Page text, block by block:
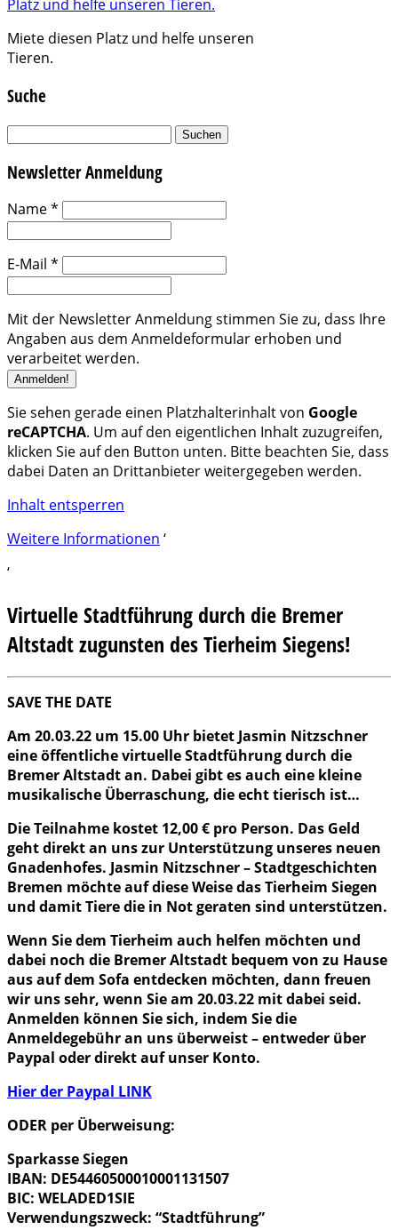
Miete diesen Platz und helfe unseren
Tieren.
Suche
Suchen
Newsletter Anmeldung
Name*
E-Mail *
Mit der Newsletter Anmeldung stimmen Sie zu, dass Ihre
Angaben aus dem Anmeldeformular erhoben und
verarbeitet werden.
Sie sehen gerade einen Platzhalterinhalt von Google
reCAPTCHA. Um auf den eigentlichen Inhalt zuzugreifen,
klicken Sie auf den Button unten. Bitte beachten Sie, dass
dabei Daten an Drittanbieter weitergegeben werden.
Inhalt entsperren
Weitere Informationen ‘
‘
Virtuelle Stadtführung durch die Bremer
Altstadt zugunsten des Tierheim Siegens!
SAVE THE DATE
Am 20.03.22 um 15.00 Uhr bietet Jasmin Nitzschner
eine öffentliche virtuelle Stadtführung durch die
Bremer Altstadt an. Dabei gibt es auch eine kleine
musikalische Überraschung, die echt tierisch ist…
Die Teilnahme kostet 12,00 € pro Person. Das Geld
geht direkt an uns zur Unterstützung unseres neuen
Gnadenhofes. Jasmin Nitzschner – Stadtgeschichten
Bremen möchte auf diese Weise das Tierheim Siegen
und damit Tiere die in Not geraten sind unterstützen.
Wenn Sie dem Tierheim auch helfen möchten und
dabei noch die Bremer Altstadt bequem von zu Hause
aus auf dem Sofa entdecken möchten, dann freuen
wir uns sehr, wenn Sie am 20.03.22 mit dabei seid.
Anmelden können Sie sich, indem Sie die
Anmeldegebühr an uns überweist – entweder über
Paypal oder direkt auf unser Konto.
Hier der Paypal LINK
ODER per Überweisung:
Sparkasse Siegen
IBAN: DE54460500010001131507
BIC: WELADED1SIE
Verwendungszweck: “Stadtführung”